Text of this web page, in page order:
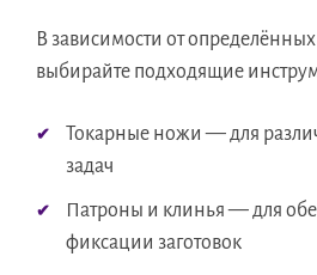
В зависимости от
выбирайте подходящие
Токарные ножи — для
задач
Патроны и клинья — для
фиксации заготовок